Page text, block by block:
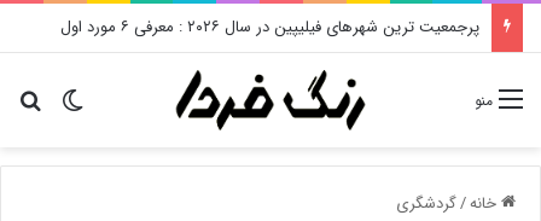
پرجمعیت ترین شهرهای فیلیپین در سال ۲۰۲۶ : معرفی ۶ مورد اول
تغییر منو
خانه/گردشگری